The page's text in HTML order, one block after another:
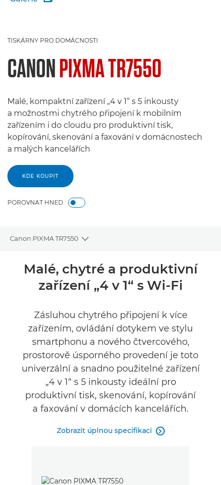
TISKÁRNY PRO DOMÁCNOSTI
CANONPIXMA TR7550
Malé, kompaktní zařízení „4 v 1“ s 5 inkousty
a možnostmi chytrého připojení k mobilním
zařízením i do cloudu pro produktivní tisk,
kopírování, skenování a faxování v domácnostech
a malých kancelářích
KDE KOUPIT
POROVNAT HNED
Canon PIXMA TR7550
Toggle breadcrumbs
Přehled
Specifikace
Podpora
Malé, chytré a produktivní
zařízení „4 v 1“ s Wi-Fi
Zásluhou chytrého připojení k více
zařízením, ovládání dotykem ve stylu
smartphonu a nového čtvercového,
prostorově úsporného provedení je toto
univerzální a snadno použitelné zařízení
„4 v 1“ s 5 inkousty ideální pro
produktivní tisk, skenování, kopírování
a faxování v domácích kancelářích.
Zobrazit úplnou specifikaci 